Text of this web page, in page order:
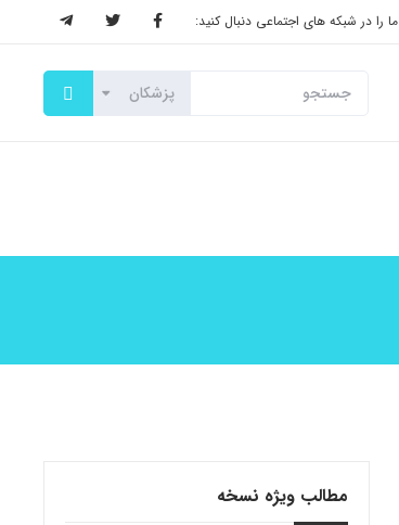
ما را در شبکه های اجتماعی دنبال کنید:
مطالب ویژه نسخه